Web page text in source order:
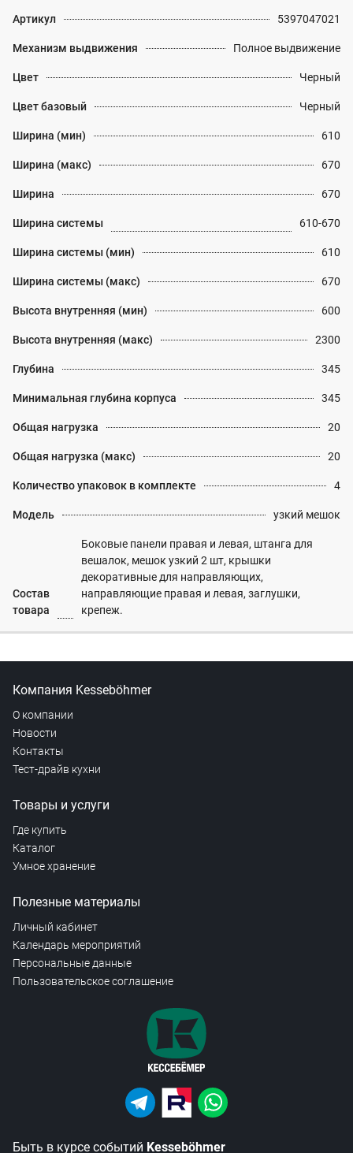
Артикул 5397047021
Механизм выдвижения Полное выдвижение
Цвет Черный
Цвет базовый Черный
Ширина (мин) 610
Ширина (макс) 670
Ширина 670
Ширина системы 610-670
Ширина системы (мин) 610
Ширина системы (макс) 670
Высота внутренняя (мин) 600
Высота внутренняя (макс) 2300
Глубина 345
Минимальная глубина корпуса 345
Общая нагрузка 20
Общая нагрузка (макс) 20
Количество упаковок в комплекте 4
Модель узкий мешок
Состав
товара
Боковые панели правая и левая, штанга для
вешалок, мешок узкий 2 шт, крышки
декоративные для направляющих,
направляющие правая и левая, заглушки,
крепеж.
Компания Kesseböhmer
О компании
Новости
Контакты
Тест-драйв кухни
Товары и услуги
Где купить
Каталог
Умное хранение
Полезные материалы
Личный кабинет
Календарь мероприятий
Персональные данные
Пользовательское соглашение
Быть в курсе событий Kesseböhmer